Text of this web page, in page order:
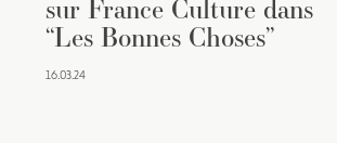
sur France Culture dans
“Les Bonnes Choses”
16.03.24